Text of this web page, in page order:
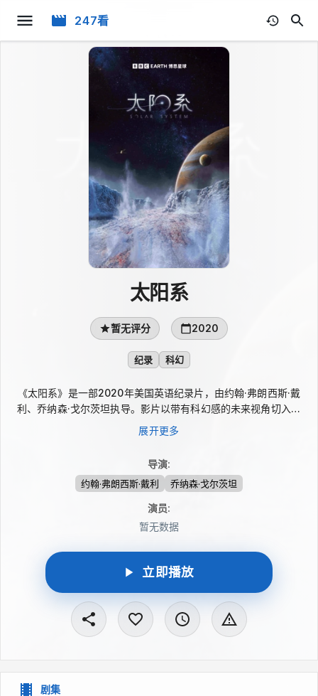
247看
太阳系
暂无评分 2020
纪录 科幻
《太阳系》是一部2020年美国英语纪录片，由约翰·弗朗西斯·戴
利、乔纳森·戈尔茨坦执导。影片以带有科幻感的未来视角切入：
当太阳系旅游已经成为日常，人们像规划假期一样踏上太空旅程。
原本轻松的太阳系之行却演变为能否返回地球的生死考验，熟悉的
展开更多
导演:
约翰·弗朗西斯·戴利 乔纳森·戈尔茨坦
演员:
暂无数据
立即播放
剧集